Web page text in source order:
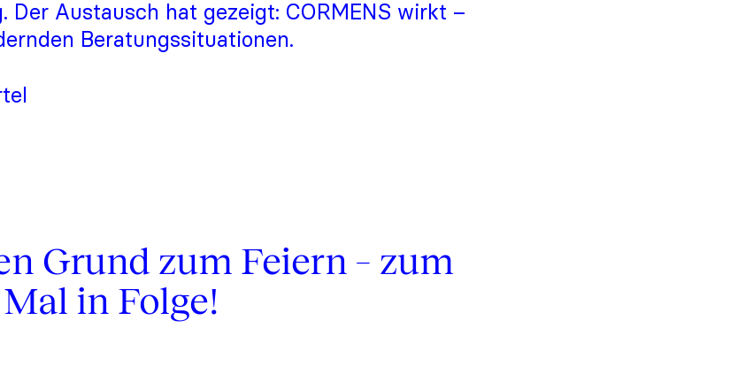
Der Austausch hat gezeigt: CORMENS wirkt –
Beratungssituationen.
Grund zum Feiern – zum
in Folge!